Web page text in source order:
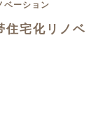
住宅化リノベ